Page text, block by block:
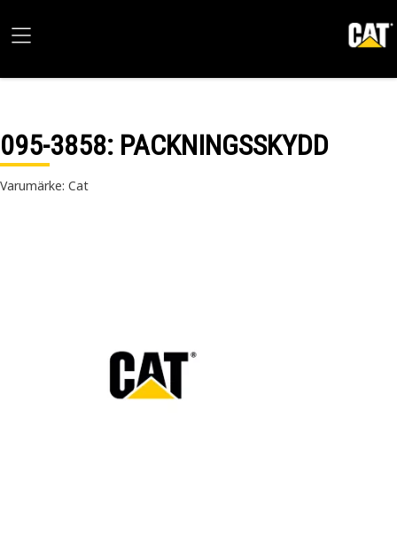
095-3858: PACKNINGSSKYDD
Varumärke: Cat